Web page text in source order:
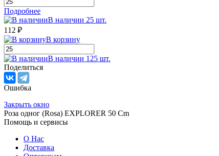
Подробнее
В наличии 25 шт.
112 ₽
В корзину
В наличии 125 шт.
Поделиться
Ошибка
Закрыть окно
Роза одног (Rosa) EXPLORER 50 Cm
Помощь и сервисы
О Нас
Доставка